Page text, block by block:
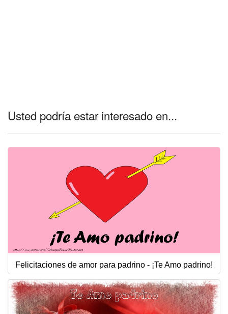
Usted podría estar interesado en...
Felicitaciones de amor para padrino - ¡Te Amo padrino!